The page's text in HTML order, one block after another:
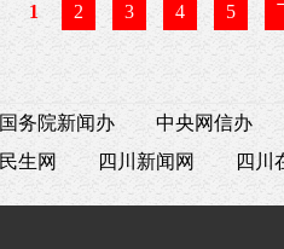
1 2 3 4 5
国务院新闻办
中央网信办
民生网 四川新闻网 四川